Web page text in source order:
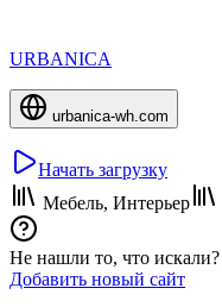
URBANICA
urbanica-wh.com
Начать загрузку
Мебель, Интерьер
Не нашли то, что искали?
Добавить новый сайт